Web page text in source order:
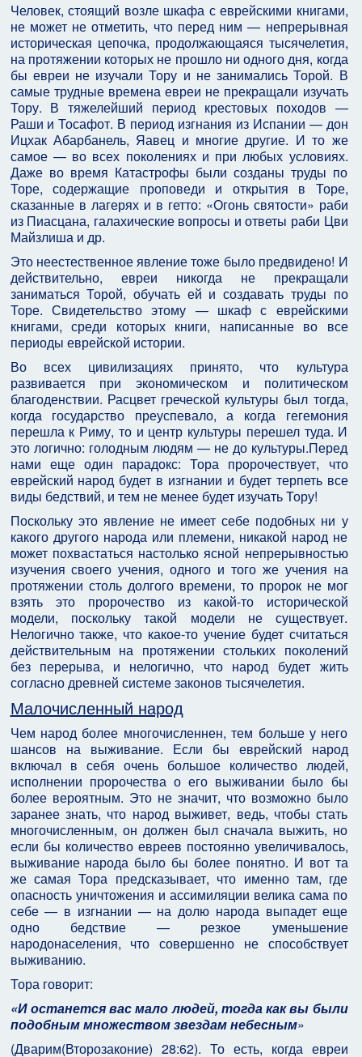
Человек, стоящий возле шкафа с еврейскими книгами,
не может не отметить, что перед ним — непрерывная
историческая цепочка, продолжающаяся тысячелетия,
на протяжении которых не прошло ни одного дня, когда
бы евреи не изучали Тору и не занимались Торой. В
самые трудные времена евреи не прекращали изучать
Тору. В тяжелейший период крестовых походов —
Раши и Тосафот. В период изгнания из Испании — дон
Ицхак Абарбанель, Яавец и многие другие. И то же
самое — во всех поколениях и при любых условиях.
Даже во время Катастрофы были созданы труды по
Торе, содержащие проповеди и открытия в Торе,
сказанные в лагерях и в гетто: «Огонь святости» раби
из Пиасцана, галахические вопросы и ответы раби Цви
Майзлиша и др.
Это неестественное явление тоже было предвидено! И
действительно, евреи никогда не прекращали
заниматься Торой, обучать ей и создавать труды по
Торе. Свидетельство этому — шкаф с еврейскими
книгами, среди которых книги, написанные во все
периоды еврейской истории.
Во всех цивилизациях принято, что культура
развивается при экономическом и политическом
благоденствии. Расцвет греческой культуры был тогда,
когда государство преуспевало, а когда гегемония
перешла к Риму, то и центр культуры перешел туда. И
это логично: голодным людям — не до культуры.Перед
нами еще один парадокс: Тора пророчествует, что
еврейский народ будет в изгнании и будет терпеть все
виды бедствий, и тем не менее будет изучать Тору!
Поскольку это явление не имеет себе подобных ни у
какого другого народа или племени, никакой народ не
может похвастаться настолько ясной непрерывностью
изучения своего учения, одного и того же учения на
протяжении столь долгого времени, то пророк не мог
взять это пророчество из какой-то исторической
модели, поскольку такой модели не существует.
Нелогично также, что какое-то учение будет считаться
действительным на протяжении стольких поколений
без перерыва, и нелогично, что народ будет жить
согласно древней системе законов тысячелетия.
Малочисленный народ
Чем народ более многочисленнен, тем больше у него
шансов на выживание. Если бы еврейский народ
включал в себя очень большое количество людей,
исполнении пророчества о его выживании было бы
более вероятным. Это не значит, что возможно было
заранее знать, что народ выживет, ведь, чтобы стать
многочисленным, он должен был сначала выжить, но
если бы количество евреев постоянно увеличивалось,
выживание народа было бы более понятно. И вот та
же самая Тора предсказывает, что именно там, где
опасность уничтожения и ассимиляции велика сама по
себе — в изгнании — на долю народа выпадет еще
одно бедствие — резкое уменьшение
народонаселения, что совершенно не способствует
выживанию.
Тора говорит:
«И останется вас мало людей, тогда как вы были
подобным множеством звездам небесным»
(Дварим(Второзаконие) 28:62). То есть, когда евреи